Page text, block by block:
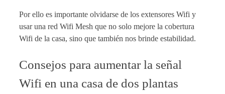
Por ello es importante olvidarse de los extensores Wifi y
usar una red Wifi Mesh que no solo mejore la cobertura
Wifi de la casa, sino que también nos brinde estabilidad.
Consejos para aumentar la señal
Wifi en una casa de dos plantas